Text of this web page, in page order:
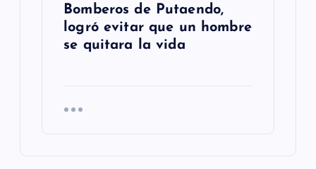
Bomberos de Putaendo,
logró evitar que un hombre
se quitara la vida